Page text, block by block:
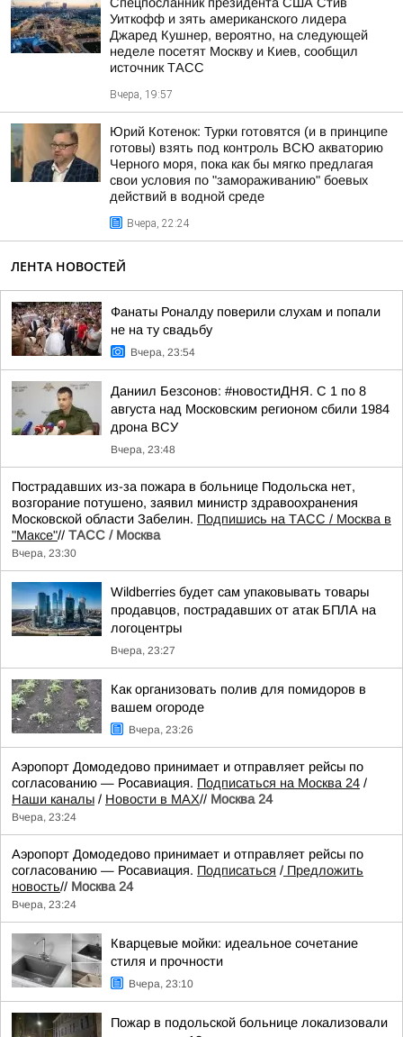
Уиткофф и зять американского лидера
Джаред Кушнер, вероятно, на следующей
неделе посетят Москву и Киев, сообщил
источник ТАСС
Вчера, 19:57
Юрий Котенок: Турки готовятся (и в принципе
готовы) взять под контроль ВСЮ акваторию
Черного моря, пока как бы мягко предлагая
свои условия по "замораживанию" боевых
действий в водной среде
Вчера, 22:24
ЛЕНТА НОВОСТЕЙ
Фанаты Роналду поверили слухам и попали
не на ту свадьбу
Вчера, 23:54
Даниил Безсонов: #новостиДНЯ. С 1 по 8
августа над Московским регионом сбили 1984
дрона ВСУ
Вчера, 23:48
Пострадавших из-за пожара в больнице Подольска нет,
возгорание потушено, заявил министр здравоохранения
Московской области Забелин. Подпишись на ТАСС / Москва в
"Максе"// ТАСС / Москва
Вчера, 23:30
Wildberries будет сам упаковывать товары
продавцов, пострадавших от атак БПЛА на
логоцентры
Вчера, 23:27
Как организовать полив для помидоров в
вашем огороде
Вчера, 23:26
Аэропорт Домодедово принимает и отправляет рейсы по
согласованию — Росавиация. Подписаться на Москва 24 /
Наши каналы / Новости в MAX// Москва 24
Вчера, 23:24
Аэропорт Домодедово принимает и отправляет рейсы по
согласованию — Росавиация. Подписаться / Предложить
новость// Москва 24
Вчера, 23:24
Кварцевые мойки: идеальное сочетание
стиля и прочности
Вчера, 23:10
Пожар в подольской больнице локализовали